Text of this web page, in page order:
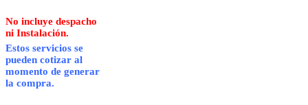
No incluye despacho
ni Instalación.
Estos servicios se
pueden cotizar al
momento de generar
la compra.